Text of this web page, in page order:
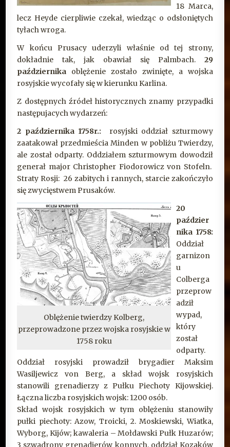
18 Marca,
lecz Heyde cierpliwie czekał, wiedząc o odsłoniętych
tyłach wroga.
W końcu Prusacy uderzyli właśnie od tej strony,
dokładnie tak, jak obawiał się Palmbach. 29
października oblężenie zostało zwinięte, a wojska
rosyjskie wycofały się w kierunku Karlina.
Z dostępnych źródeł historycznych znamy przypadki
następujacych wydarzeń:
2 października 1758r.:
rosyjski oddział szturmowy
zaatakował przedmieścia Minden w pobliżu Twierdzy,
ale został odparty. Oddziałem szturmowym dowodził
generał major Christopher Fiodorowicz von Stofeln.
Straty Rosji: 26 zabitych i rannych, starcie zakończyło
się zwycięstwem Prusaków.
Oblężenie twierdzy Kolberg,
przeprowadzone przez wojska rosyjskie w
1758 roku
20
paździer
nika 1758:
Oddział
garnizon
u
Colberga
przeprow
adził
wypad,
który
został
odparty.
Oddział rosyjski prowadził brygadier Maksim
Wasiljewicz von Berg, a skład wojsk rosyjskich
stanowili grenadierzy z Pułku Piechoty Kijowskiej.
Łączna liczba rosyjskich wojsk: 1200 osób.
Skład wojsk rosyjskich w tym oblężeniu stanowiły
pułki piechoty: Azow, Troicki, 2. Moskiewski, Wiatka,
Wyborg, Kijów; kawaleria – Mołdawski Pułk Huzarów;
3 szwadrony grenadierów konnych, oddział Kozaków